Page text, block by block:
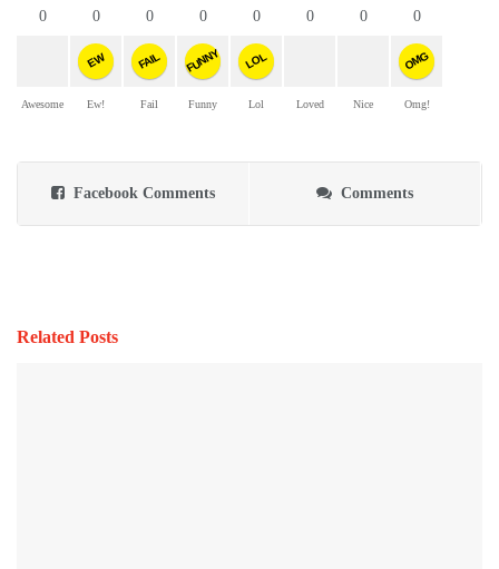
0
Awesome
0
EW
Ew!
0
FAIL
Fail
0
FUNNY
Funny
0
LOL
Lol
0
Loved
0
Nice
0
OMG
Omg!
Facebook Comments Comments
Related Posts